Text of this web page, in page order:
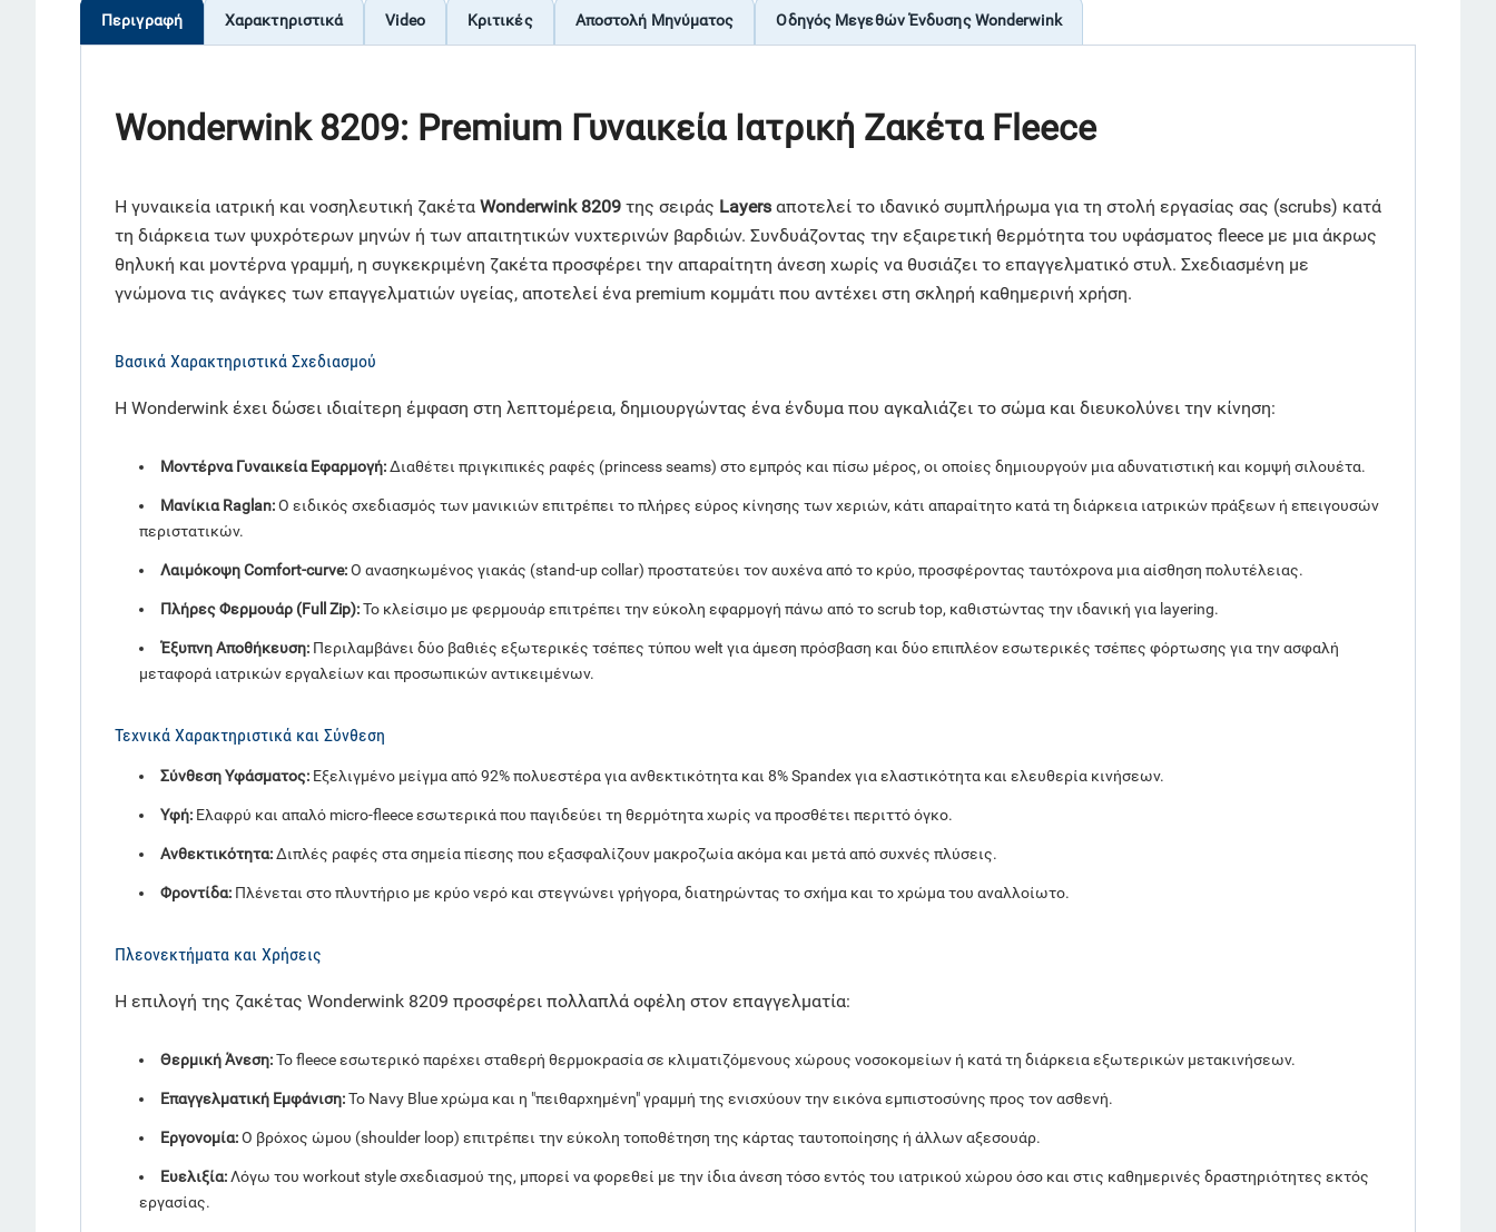
Περιγραφή Χαρακτηριστικά Video Κριτικές Αποστολή Μηνύματος Οδηγός Μεγεθών Ένδυσης Wonderwink
Wonderwink 8209: Premium Γυναικεία Ιατρική Ζακέτα Fleece
Η γυναικεία ιατρική και νοσηλευτική ζακέτα Wonderwink 8209 της σειράς Layers αποτελεί το ιδανικό συμπλήρωμα για τη στολή εργασίας σας (scrubs) κατά
τη διάρκεια των ψυχρότερων μηνών ή των απαιτητικών νυχτερινών βαρδιών. Συνδυάζοντας την εξαιρετική θερμότητα του υφάσματος fleece με μια άκρως
θηλυκή και μοντέρνα γραμμή, η συγκεκριμένη ζακέτα προσφέρει την απαραίτητη άνεση χωρίς να θυσιάζει το επαγγελματικό στυλ. Σχεδιασμένη με
γνώμονα τις ανάγκες των επαγγελματιών υγείας, αποτελεί ένα premium κομμάτι που αντέχει στη σκληρή καθημερινή χρήση.
Βασικά Χαρακτηριστικά Σχεδιασμού
Η Wonderwink έχει δώσει ιδιαίτερη έμφαση στη λεπτομέρεια, δημιουργώντας ένα ένδυμα που αγκαλιάζει το σώμα και διευκολύνει την κίνηση:
Μοντέρνα Γυναικεία Εφαρμογή:Διαθέτει πριγκιπικές ραφές (princess seams) στο εμπρός και πίσω μέρος, οι οποίες δημιουργούν μια αδυνατιστική και κομψή σιλουέτα.
Μανίκια Raglan:Ο ειδικός σχεδιασμός των μανικιών επιτρέπει το πλήρες εύρος κίνησης των χεριών, κάτι απαραίτητο κατά τη διάρκεια ιατρικών πράξεων ή επειγουσών
περιστατικών.
Λαιμόκοψη Comfort-curve:Ο ανασηκωμένος γιακάς (stand-up collar) προστατεύει τον αυχένα από το κρύο, προσφέροντας ταυτόχρονα μια αίσθηση πολυτέλειας.
Πλήρες Φερμουάρ (Full Zip):Το κλείσιμο με φερμουάρ επιτρέπει την εύκολη εφαρμογή πάνω από το scrub top, καθιστώντας την ιδανική για layering.
Έξυπνη Αποθήκευση: Περιλαμβάνει δύο βαθιές εξωτερικές τσέπες τύπου welt για άμεση πρόσβαση και δύο επιπλέον εσωτερικές τσέπες φόρτωσης για την ασφαλή
μεταφορά ιατρικών εργαλείων και προσωπικών αντικειμένων.
Τεχνικά Χαρακτηριστικά και Σύνθεση
Σύνθεση Υφάσματος: Εξελιγμένο μείγμα από 92% πολυεστέρα για ανθεκτικότητα και 8% Spandex για ελαστικότητα και ελευθερία κινήσεων.
Υφή: Ελαφρύ και απαλό micro-fleece εσωτερικά που παγιδεύει τη θερμότητα χωρίς να προσθέτει περιττό όγκο.
Ανθεκτικότητα:Διπλές ραφές στα σημεία πίεσης που εξασφαλίζουν μακροζωία ακόμα και μετά από συχνές πλύσεις.
Φροντίδα: Πλένεται στο πλυντήριο με κρύο νερό και στεγνώνει γρήγορα, διατηρώντας το σχήμα και το χρώμα του αναλλοίωτο.
Πλεονεκτήματα και Χρήσεις
Η επιλογή της ζακέτας Wonderwink 8209 προσφέρει πολλαπλά οφέλη στον επαγγελματία:
Θερμική Άνεση:Το fleece εσωτερικό παρέχει σταθερή θερμοκρασία σε κλιματιζόμενους χώρους νοσοκομείων ή κατά τη διάρκεια εξωτερικών μετακινήσεων.
Επαγγελματική Εμφάνιση:Το Navy Blue χρώμα και η "πειθαρχημένη" γραμμή της ενισχύουν την εικόνα εμπιστοσύνης προς τον ασθενή.
Εργονομία:Ο βρόχος ώμου (shoulder loop) επιτρέπει την εύκολη τοποθέτηση της κάρτας ταυτοποίησης ή άλλων αξεσουάρ.
Ευελιξία:Λόγω του workout style σχεδιασμού της, μπορεί να φορεθεί με την ίδια άνεση τόσο εντός του ιατρικού χώρου όσο και στις καθημερινές δραστηριότητες εκτός
εργασίας.